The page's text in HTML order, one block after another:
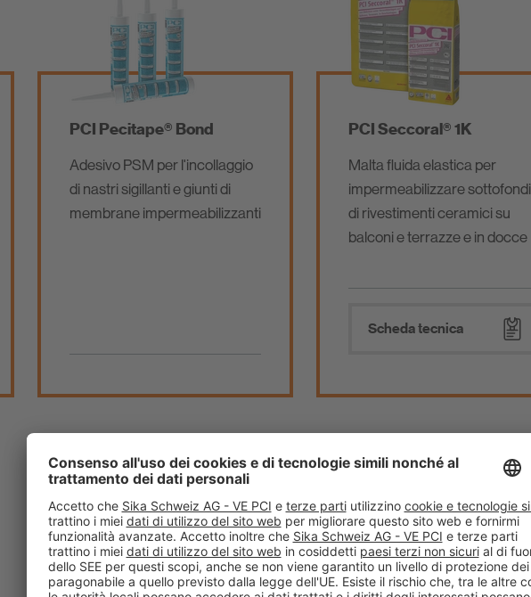
PCI Pecitape® Bond
Adesivo PSM per l'incollaggio
di nastri sigillanti e giunti di
membrane impermeabilizzanti
PCI Seccoral® 1K
Malta fluida elastica per
impermeabilizzare sottofondi
di rivestimenti ceramici su
balconi e terrazze e in docce
Scheda tecnica